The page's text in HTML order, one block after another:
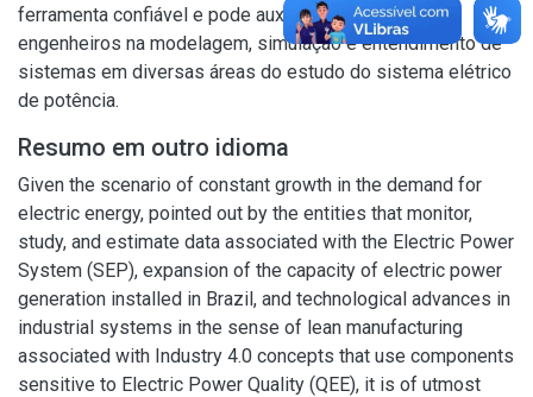
ferramenta confiável e pode auxiliar estudantes e
engenheiros na modelagem, simulação e entendimento de
sistemas em diversas áreas do estudo do sistema elétrico
de potência.
Resumo em outro idioma
Given the scenario of constant growth in the demand for
electric energy, pointed out by the entities that monitor,
study, and estimate data associated with the Electric Power
System (SEP), expansion of the capacity of electric power
generation installed in Brazil, and technological advances in
industrial systems in the sense of lean manufacturing
associated with Industry 4.0 concepts that use components
sensitive to Electric Power Quality (QEE), it is of utmost